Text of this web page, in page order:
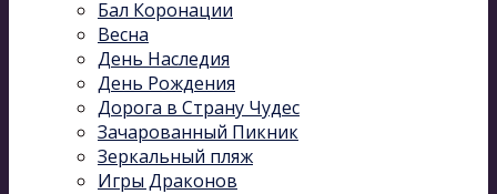
Бал Коронации
Весна
День Наследия
День Рождения
Дорога в Страну Чудес
Зачарованный Пикник
Зеркальный пляж
Игры Драконов